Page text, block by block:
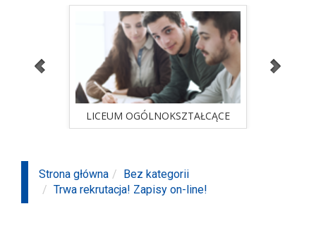
LICEUM OGÓLNOKSZTAŁCĄCE
sprawdź ofertę
LICEUM OGÓLNOKSZTAŁCĄCE
Strona główna
Bez kategorii
Trwa rekrutacja! Zapisy on-line!